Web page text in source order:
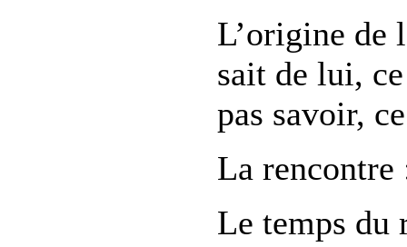
L’origine de
sait de lui,
pas savoir,
La rencontre
Le temps du